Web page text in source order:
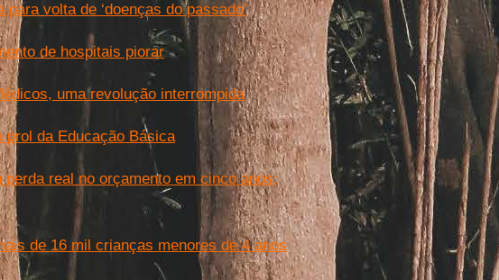
volta de ‘doenças do passado’
de hospitais piorar
uma revolução interrompida
prol da Educação Básica
real no orçamento em cinco anos;
de 16 mil crianças menores de 4 anos